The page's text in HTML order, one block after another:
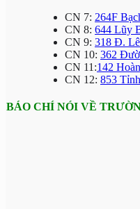
CN 7: 264F
CN 8: 644 Lũy
CN 9: 318 Đ.
CN 10: 362
CN 11:142
CN 12: 853
BÁO CHÍ NÓI VỀ